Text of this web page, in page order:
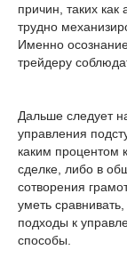
причин, таких как
трудно
Именно
трейдеру
Дальше следует
управления
каким процентом
сделке, либо в
сотворения
уметь
подходы к
способы.